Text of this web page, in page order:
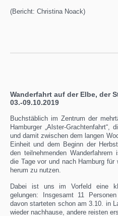
(Bericht: Christina Noack)
Wanderfahrt auf der Elbe, der
03.-09.10.2019
Buchstäblich im Zentrum der
Hamburger „Alster-Grachtenfahrt“,
und damit zwischen dem langen
Einheit und dem Beginn der
den teilnehmenden
die Tage vor und nach Hamburg für
herum zu nutzen.
Dabei ist uns im Vorfeld eine
gelungen: Insgesamt 11
davon starteten schon am 3.10. in
wieder nachhause, andere reisten